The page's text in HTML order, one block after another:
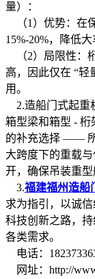
量）：
（1）优势：在
15%-20%，降低
（2）局限性：
高，因此仅在 “轻
用。
2.造船门式起重
箱型梁和箱型 - 桁
的补充选择 ——
大跨度下的重载
开，确保吊装重型
3.福建福州造船
求为指引，以诚
科技创新之路，
各类需求。
电话：
网址：http://